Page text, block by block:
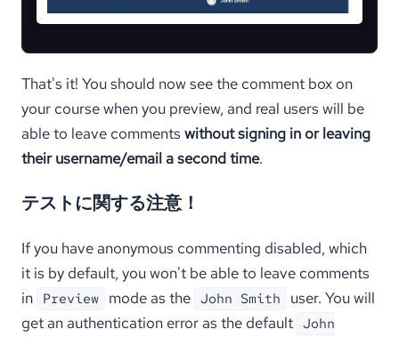
That's it! You should now see the comment box on
your course when you preview, and real users will be
able to leave comments without signing in or leaving
their username/email a second time.
テストに関する注意！
If you have anonymous commenting disabled, which
it is by default, you won't be able to leave comments
in Preview mode as the John Smith
user. You will
get an authentication error as the default John